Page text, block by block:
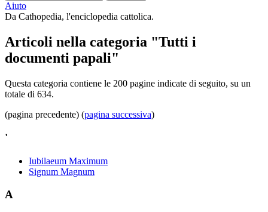
Aiuto
Da Cathopedia, l'enciclopedia cattolica.
Articoli nella categoria "Tutti i
documenti papali"
Questa categoria contiene le 200 pagine indicate di seguito, su un
totale di 634.
(pagina precedente) (pagina successiva)
'
Iubilaeum Maximum
Signum Magnum
A